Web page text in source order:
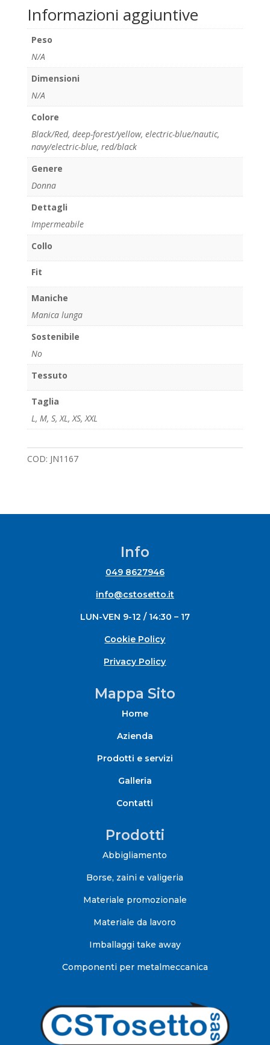
Informazioni aggiuntive
Peso
N/A
Dimensioni
N/A
Colore
Black/Red, deep-forest/yellow, electric-blue/nautic,
navy/electric-blue, red/black
Genere
Donna
Dettagli
Impermeabile
Collo
Fit
Maniche
Manica lunga
Sostenibile
No
Tessuto
Taglia
L, M, S,XL,XS,XXL
COD: JN1167
Info
049 8627946
info@cstosetto.it
LUN-VEN 9-12 / 14:30 – 17
Cookie Policy
Privacy Policy
Mappa Sito
Home
Azienda
Prodotti e servizi
Galleria
Contatti
Prodotti
Abbigliamento
Borse, zaini e valigeria
Materiale promozionale
Materiale da lavoro
Imballaggi take away
Componenti per metalmeccanica